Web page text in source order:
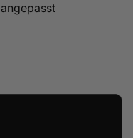
angepasst